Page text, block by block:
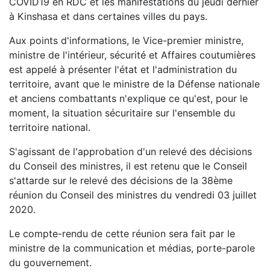
à Kinshasa et dans certaines villes du pays.
Aux points d'informations, le Vice-premier ministre,
ministre de l'intérieur, sécurité et Affaires coutumières
est appelé à présenter l'état et l'administration du
territoire, avant que le ministre de la Défense nationale
et anciens combattants n'explique ce qu'est, pour le
moment, la situation sécuritaire sur l'ensemble du
territoire national.
S'agissant de l'approbation d'un relevé des décisions
du Conseil des ministres, il est retenu que le Conseil
s'attarde sur le relevé des décisions de la 38ème
réunion du Conseil des ministres du vendredi 03 juillet
2020.
Le compte-rendu de cette réunion sera fait par le
ministre de la communication et médias, porte-parole
du gouvernement.